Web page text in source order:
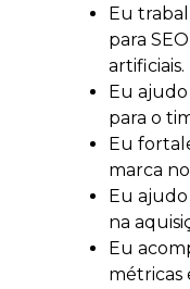
Eu
para
artificiais.
Eu
para o
Eu
marca
Eu
na
Eu
métricas